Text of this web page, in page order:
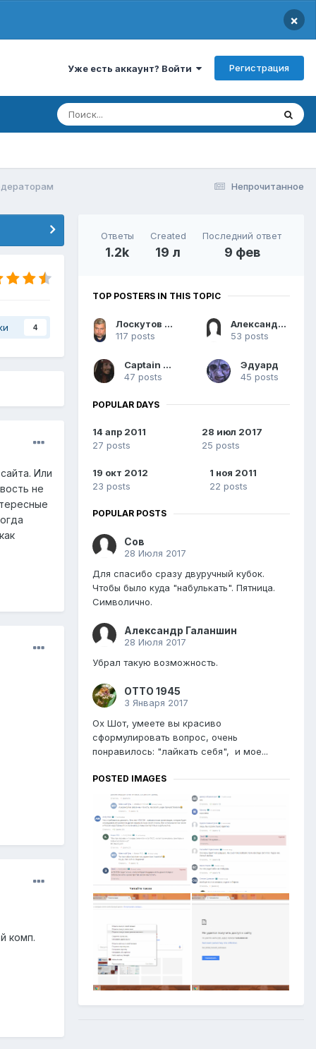
×
Уже есть аккаунт? Войти Регистрация
Непрочитанное
4
Или
не
комп.
Ответы
1.2k
Created
19 л
Последний ответ
9 фев
TOP POSTERS IN THIS TOPIC
Лоскутов Игорь Юрьевич
117 posts
Александр Галаншин
53 posts
Captain Ares
47 posts
Эдуард
45 posts
POPULAR DAYS
14 апр 2011
27 posts
28 июл 2017
25 posts
19 окт 2012
23 posts
1 ноя 2011
22 posts
POPULAR POSTS
Сов
28 Июля 2017
Для спасибо сразу двуручный кубок.
Чтобы было куда "набулькать". Пятница.
Символично.
Александр Галаншин
28 Июля 2017
Убрал такую возможность.
ОТТО 1945
3 Января 2017
Ох Шот, умеете вы красиво
сформулировать вопрос, очень
понравилось: "лайкать себя", и мое...
POSTED IMAGES